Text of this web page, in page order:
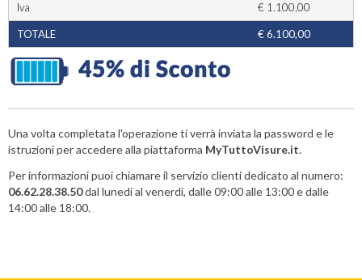
Iva € 1.100,00
TOTALE € 6.100,00
Una volta completata l'operazione ti verrà inviata la password e le
istruzioni per accedere alla piattaforma MyTuttoVisure.it.
Per informazioni puoi chiamare il servizio clienti dedicato al numero:
06.62.28.38.50dal lunedi al venerdi, dalle 09:00 alle 13:00 e dalle
14:00 alle 18:00.